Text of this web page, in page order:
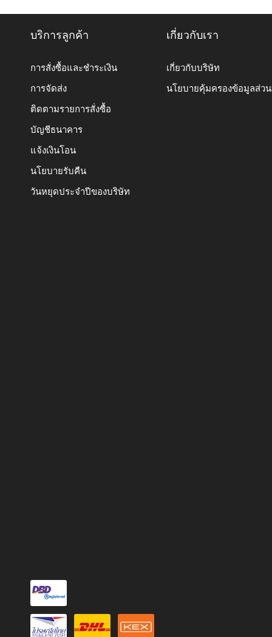
บริการลูกค้า
การสั่งซื้อและชำระเงิน
การจัดส่ง
ติดตามรายการสั่งซื้อ
บัญชีธนาคาร
แจ้งเงินโอน
นโยบายรับคืน
วันหยุดประจำปีของบริษัท
เกี่ยวกับเรา
เกี่ยวกับบริษัท
นโยบายคุ้มครองข้อมูลส่ว